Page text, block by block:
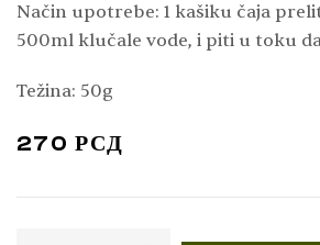
upaljene oči, a služi i protiv ekcema
Način upotrebe: 1 kašiku čaja
500ml klučale vode, i piti u toku
Težina: 50g
270 РСД